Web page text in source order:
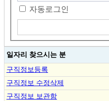
자동로그인
일자리 찾으시는 분
구직정보등록
구직정보 수정삭제
구직정보 보관함